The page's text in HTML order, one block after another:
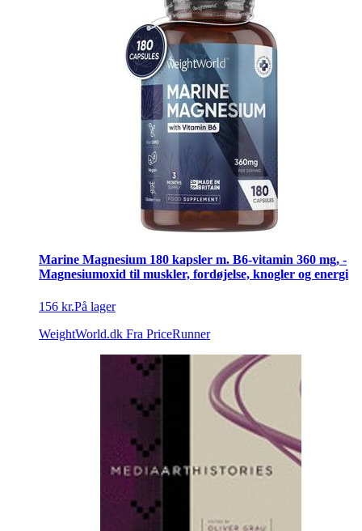
Marine Magnesium 180 kapsler m. B6-vitamin 360 mg, -
Magnesiumoxid til muskler, fordøjelse, knogler og energi
156 kr.På lager
WeightWorld.dk Fra PriceRunner